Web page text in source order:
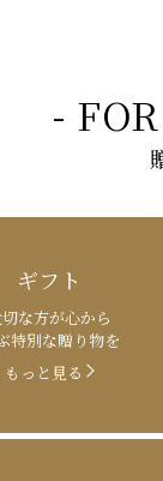
-
ギフト
な方が心から
特別な贈り物を
もっと見る